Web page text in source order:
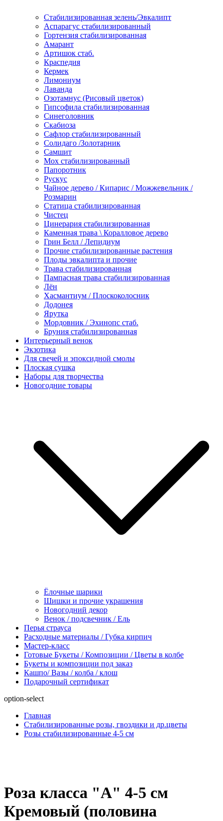
Стабилизированная зелень/Эвкалипт
Аспарагус стабилизированный
Гортензия стабилизированная
Амарант
Артишок стаб.
Краспедия
Кермек
Лимониум
Лаванда
Озотамнус (Рисовый цветок)
Гипсофила стабилизированная
Синеголовник
Скабиоза
Сафлор стабилизированный
Солидаго /Золотарник
Самшит
Мох стабилизированный
Папоротник
Рускус
Чайное дерево / Кипарис / Можжевельник /
Розмарин
Статица стабилизированная
Чистец
Цинерария стабилизированная
Каменная трава \ Коралловое дерево
Грин Белл / Лепидиум
Прочие стабилизированные растения
Плоды эвкалипта и прочие
Трава стабилизированная
Пампасная трава стабилизированная
Лён
Хасмантиум / Плоскоколосник
Додонея
Ярутка
Мордовник / Эхинопс стаб.
Бруния стабилизированная
Интерьерный венок
Экзотика
Для свечей и эпоксидной смолы
Плоская сушка
Наборы для творчества
Новогодние товары
Ёлочные шарики
Шишки и прочие украшения
Новогодний декор
Венок / подсвечник / Ель
Перья страуса
Расходные материалы / Губка кирпич
Мастер-класс
Готовые Букеты / Композиции / Цветы в колбе
Букеты и композиции под заказ
Кашпо/ Вазы / колба / клош
Подарочный сертификат
option-select
Главная
Стабилизированные розы, гвоздики и др.цветы
Розы стабилизированные 4-5 см
Роза класса "А" 4-5 см
Кремовый (половина